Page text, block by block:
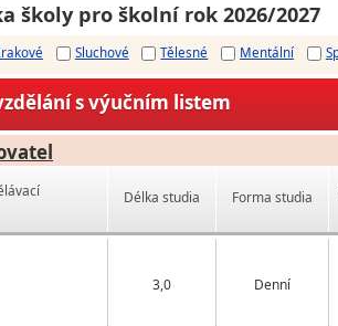
školy pro školní rok 2026/2027
Sluchové Tělesné Mentální
s výučním listem
Délka studia Forma studia
3,0 Denní